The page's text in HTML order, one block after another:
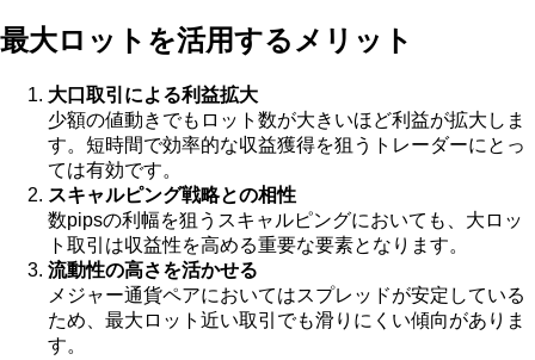
最大ロットを活用するメリット
大口取引による利益拡大
少額の値動きでもロット数が大きいほど利益が拡大しま
す。短時間で効率的な収益獲得を狙うトレーダーにとっ
ては有効です。
スキャルピング戦略との相性
数pipsの利幅を狙うスキャルピングにおいても、大ロッ
ト取引は収益性を高める重要な要素となります。
流動性の高さを活かせる
メジャー通貨ペアにおいてはスプレッドが安定している
ため、最大ロット近い取引でも滑りにくい傾向がありま
す。